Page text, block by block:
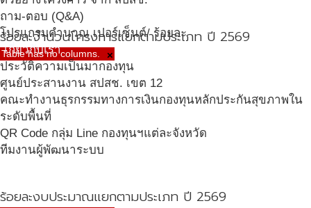
ถาม-ตอบ (Q&A)
โปรแกรมคำนวณ เปอร์เซ็นต์/ ร้อยละ
เกี่ยวกับเรา
ประวัติความเป็นมากองทุน
ศูนย์ประสานงาน สปสช. เขต 12
คณะทำงานธุรกรรมทางการเงินกองทุนหลักประกันสุขภาพใน
ระดับพื้นที่
QR Code กลุ่ม Line กองทุนฯแต่ละจังหวัด
ทีมงานผู้พัฒนาระบบ
ร้อยละจำนวนโครงการแยกตามประเภท ปี 2569
Table has no columns. ×
ร้อยละงบประมาณแยกตามประเภท ปี 2569